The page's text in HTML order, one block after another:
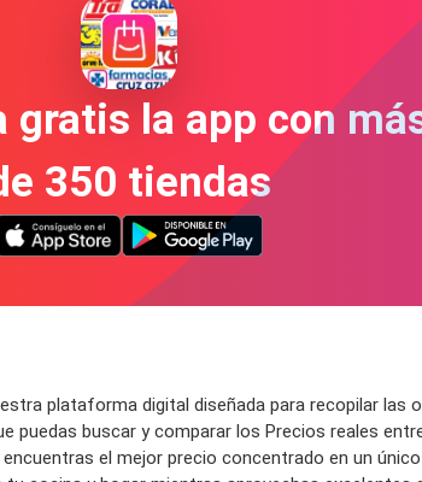
gratis la app con
350 tiendas
plataforma digital diseñada para recopilar
puedas buscar y comparar los Precios reales
el mejor precio concentrado en un